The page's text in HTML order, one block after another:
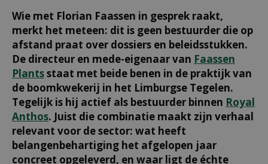
Wie met Florian Faassen in gesprek raakt,
merkt het meteen: dit is geen bestuurder die op
afstand praat over dossiers en beleidsstukken.
De directeur en mede-eigenaar van Faassen
Plantsstaat met beide benen in de praktijk van
de boomkwekerij in het Limburgse Tegelen.
Tegelijk is hij actief als bestuurder binnen Royal
Anthos. Juist die combinatie maakt zijn verhaal
relevant voor de sector: wat heeft
belangenbehartiging het afgelopen jaar
concreet opgeleverd, en waar ligt de échte